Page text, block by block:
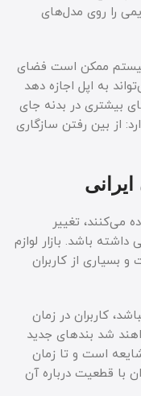
را روی مدل‌های
ممکن است فضای
به اپل اجازه دهد
بیشتری در بدنه جای
از بین رفتن سازگاری
می‌کنند، تغییر
باشد. بازار لوازم
و بسیاری از کاربران
کاربران در زمان
شد بندهای جدید
است و تا زمان
با قطعیت درباره آن